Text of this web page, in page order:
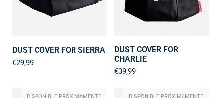
DUST COVER FOR SIERRA
€29,99
DUST COVER FOR
CHARLIE
€39,99
DISPONIBLE PRÓXIMAMENTE DISPONIBLE PRÓXIMAMENTE